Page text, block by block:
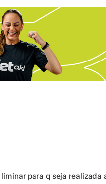
para q seja realizada